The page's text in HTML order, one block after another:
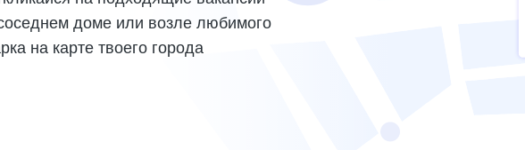
доме или возле любимого
на карте твоего города